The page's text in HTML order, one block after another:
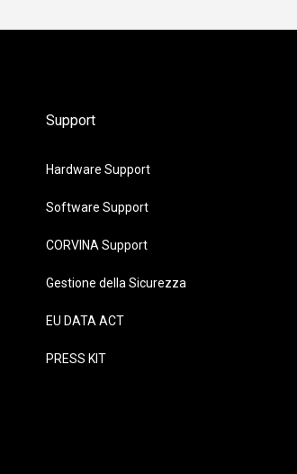
Support
Hardware Support
Software Support
CORVINA Support
Gestione della Sicurezza
EU DATA ACT
PRESS KIT